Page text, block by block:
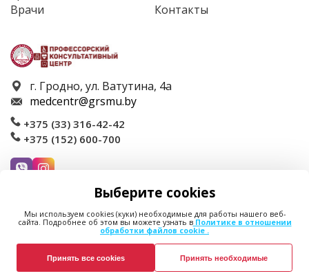
Выберите cookies
Мы используем cookies (куки) необходимые для работы нашего веб-
сайта. Подробнее об этом вы можете узнать вПолитике в отношении
обработки файлов cookie .
Принять все cookies Принять необходимые
г. Гродно, ул. Ватутина, 4а
medcentr@grsmu.by
Врачи
Контакты
+375 (33) 316-42-42
+375 (152) 600-700
Запись на прием
Политика в отношении обработки файлов cookie
Политика в отношении обработки персональных данных